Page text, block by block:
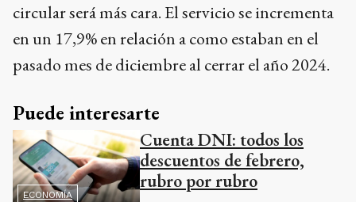
circular será más cara. El servicio se incrementa
en un 17,9% en relación a como estaban en el
pasado mes de diciembre al cerrar el año 2024.
Puede interesarte
ECONOMÍA
Cuenta DNI: todos los
descuentos de febrero,
rubro por rubro